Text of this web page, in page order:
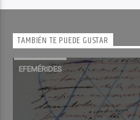
TAMBIÉN TE PUEDE GUSTAR
EFEMÉRIDES